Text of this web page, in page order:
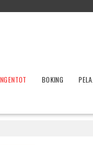
NGENTOT BOKING